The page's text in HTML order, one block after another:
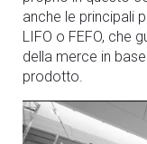
anche le principali
LIFO o FEFO, che
della merce in
prodotto.